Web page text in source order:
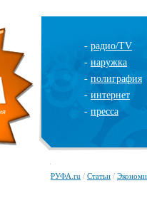
- радио/TV
- наружка
- полиграфия
- интернет
- пресса
РУФА.ru / Статьи /